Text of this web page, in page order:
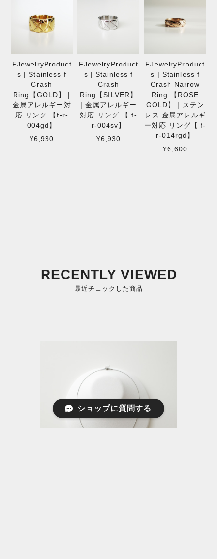
FJewelryProduct
s | Stainless f
Crash
Ring【GOLD】 |
金属アレルギー対
応 リング 【f-r-
004gd】
¥6,930
FJewelryProduct
s | Stainless f
Crash
Ring【SILVER】
| 金属アレルギー
対応 リング 【 f-
r-004sv】
¥6,930
FJewelryProduct
s | Stainless f
Crash Narrow
Ring 【ROSE
GOLD】 | ステン
レス 金属アレルギ
ー対応 リング【 f-
r-014rgd】
¥6,600
RECENTLY VIEWED
最近チェックした商品
ショップに質問する